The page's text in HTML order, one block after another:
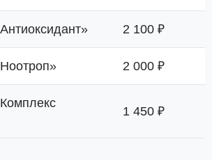
2 100 ₽
2 000 ₽
1 450 ₽